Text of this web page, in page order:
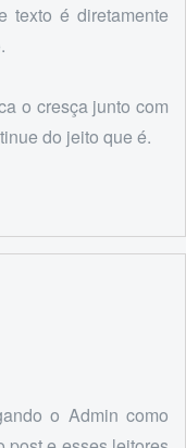
texto é diretamente
o cresça junto com
do jeito que é.
o Admin como